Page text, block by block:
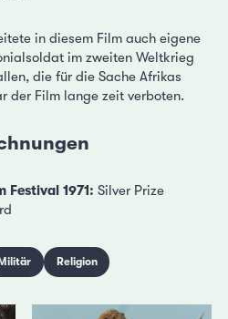
in diesem Film auch eigene
im zweiten Weltkrieg
die für die Sache Afrikas
der Film lange zeit verboten.
Festival 1971: Silver Prize
Militär Religion